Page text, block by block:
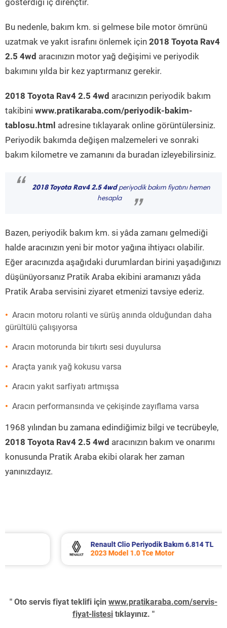
gösterdiği iç dirençtir.
Bu nedenle, bakım km. si gelmese bile motor ömrünü
uzatmak ve yakıt israfını önlemek için 2018 Toyota Rav4
2.5 4wd aracınızın motor yağ değişimi ve periyodik
bakımını yılda bir kez yaptırmanız gerekir.
2018 Toyota Rav4 2.5 4wd aracınızın periyodik bakım
takibini www.pratikaraba.com/periyodik-bakim-
tablosu.html adresine tıklayarak online görüntülersiniz.
Periyodik bakımda değişen malzemeleri ve sonraki
bakım kilometre ve zamanını da buradan izleyebilirsiniz.
“ 2018 Toyota Rav4 2.5 4wdperiyodik bakım fiyatını hemen
hesapla
”
Bazen, periyodik bakım km. si yâda zamanı gelmediği
halde aracınızın yeni bir motor yağına ihtiyacı olabilir.
Eğer aracınızda aşağıdaki durumlardan birini yaşadığınızı
düşünüyorsanız Pratik Araba ekibini aramanızı yâda
Pratik Araba servisini ziyaret etmenizi tavsiye ederiz.
Aracın motoru rolanti ve sürüş anında olduğundan daha
gürültülü çalışıyorsa
Aracın motorunda bir tıkırtı sesi duyulursa
Araçta yanık yağ kokusu varsa
Aracın yakıt sarfiyatı artmışsa
Aracın performansında ve çekişinde zayıflama varsa
1968 yılından bu zamana edindiğimiz bilgi ve tecrübeyle,
2018 Toyota Rav4 2.5 4wd aracınızın bakım ve onarımı
konusunda Pratik Araba ekibi olarak her zaman
yanınızdayız.
Renault Clio Periyodik Bakım 6.814 TL
2023 Model 1.0 Tce Motor
" Oto servis fiyat teklifi için www.pratikaraba.com/servis-
fiyat-listesi tıklayınız. "